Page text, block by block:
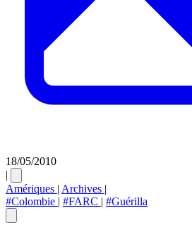
18/05/2010
|
Amériques | Archives |
#Colombie | #FARC | #Guérilla